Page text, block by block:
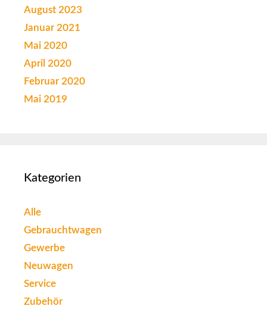
August 2023
Januar 2021
Mai 2020
April 2020
Februar 2020
Mai 2019
Kategorien
Alle
Gebrauchtwagen
Gewerbe
Neuwagen
Service
Zubehör